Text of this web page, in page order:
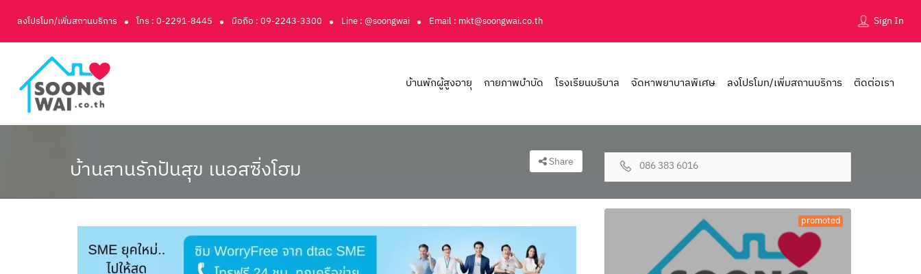
ลงโปรโมท/เพิ่มสถานบริการ โทร : 0-2291-8445 มือถือ : 09-2243-3300 Line : @soongwai Email : mkt@soongwai.co.th Sign In
บ้านพักผู้สูงอายุ กายภาพบำบัด โรงเรียนบริบาล จัดหาพยาบาลพิเศษ ลงโปรโมท/เพิ่มสถานบริการ ติดต่อเรา
บ้านสานรักปันสุข เนอสซิ่งโฮม Share 086 383 6016
promoted